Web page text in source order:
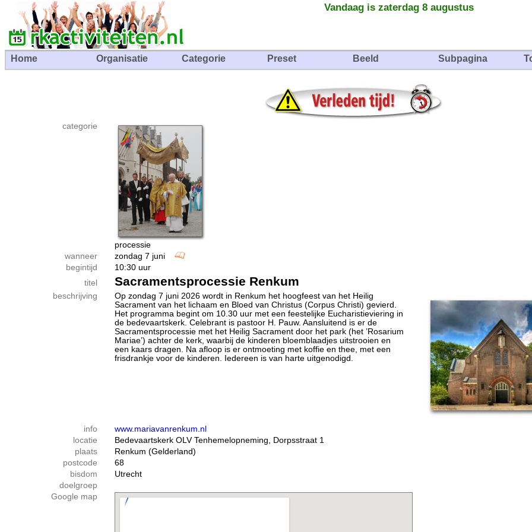
Vandaag is zaterdag 8 augustus
Home Organisatie Categorie Preset Beeld Subpagina
categorie
processie
wanneer
zondag 7 juni
begintijd
10:30 uur
titel
Sacramentsprocessie Renkum
beschrijving
Op zondag 7 juni 2026 wordt in Renkum het hoogfeest van het Heilig
Sacrament van het lichaam en Bloed van Christus (Corpus Christi) gevierd.
Het programma begint om 10.30 uur met een feestelijke Eucharistieviering in
de bedevaartskerk. Celebrant is pastoor H. Pauw. Aansluitend is er de
Sacramentsprocessie met het Heilig Sacrament door het park (het ’Rosarium
Mariae’) achter de kerk, waarbij de kinderen bloemblaadjes uitstrooien en
een kaars dragen. Na afloop is er ontmoeting met koffie en thee, met een
frisdrankje voor de kinderen. Iedereen is van harte uitgenodigd.
info
www.mariavanrenkum.nl
locatie
Bedevaartskerk OLV Tenhemelopneming, Dorpsstraat 1
plaats
Renkum (Gelderland)
postcode
68
bisdom
Utrecht
doelgroep
Google map